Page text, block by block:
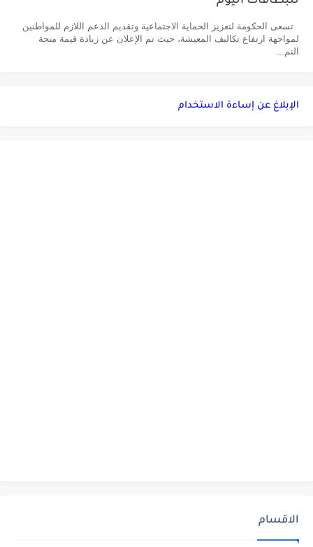
تسعى الحكومة لتعزيز الحماية الاجتماعية وتقديم الدعم اللازم للمواطنين
لمواجهة ارتفاع تكاليف المعيشة، حيث تم الإعلان عن زيادة قيمة منحة
التم...
الإبلاغ عن إساءة الاستخدام
الاقسام